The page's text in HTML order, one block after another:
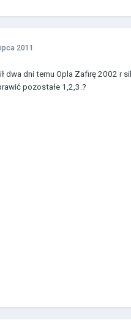
2011
dwa dni temu Opla Zafirę 2002 r
pozostałe 1,2,3.?